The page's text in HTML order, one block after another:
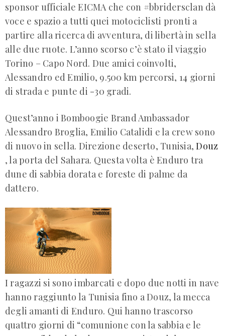
sponsor ufficiale EICMA che con #bbridersclan dà
voce e spazio a tutti quei motociclisti pronti a
partire alla ricerca di avventura, di libertà in sella
alle due ruote. L’anno scorso c’è stato il viaggio
Torino – Capo Nord. Due amici coinvolti,
Alessandro ed Emilio, 9.500 km percorsi, 14 giorni
di strada e punte di -30 gradi.
Quest’anno i Bomboogie Brand Ambassador
Alessandro Broglia, Emilio Catalidi e la crew sono
di nuovo in sella. Direzione deserto, Tunisia,Douz
, la porta del Sahara. Questa volta è Enduro tra
dune di sabbia dorata e foreste di palme da
dattero.
I ragazzi si sono imbarcati e dopo due notti in nave
hanno raggiunto la Tunisia fino a Douz, la mecca
degli amanti di Enduro. Qui hanno trascorso
quattro giorni di “comunione con la sabbia e le